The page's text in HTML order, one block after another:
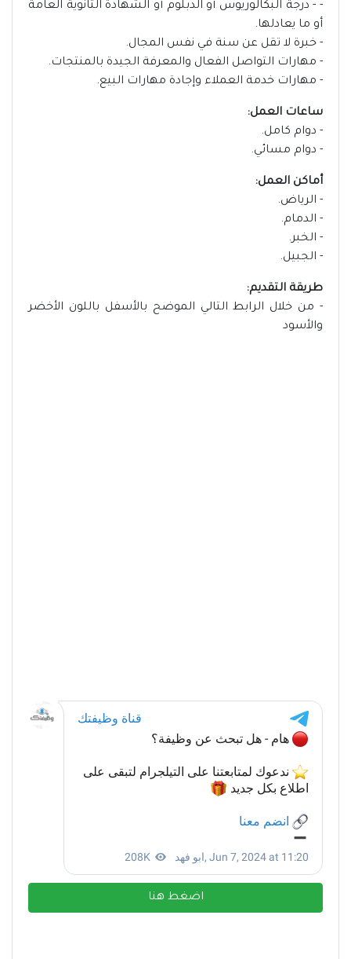
- - درجة البكالوريوس أو الدبلوم أو الشهادة الثانوية العامة
أو ما يعادلها.
- خبرة لا تقل عن سنة في نفس المجال.
- مهارات التواصل الفعال والمعرفة الجيدة بالمنتجات.
- مهارات خدمة العملاء وإجادة مهارات البيع.
ساعات العمل:
- دوام كامل.
- دوام مسائي.
أماكن العمل:
- الرياض.
- الدمام.
- الخبر.
- الجبيل.
طريقة التقديم:
- من خلال الرابط التالي الموضح بالأسفل باللون الأخضر
والأسود
اضغط هنا